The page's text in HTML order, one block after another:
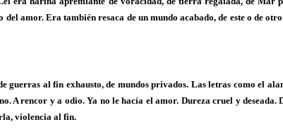
amor. Era también resaca de un mundo acabado, de este o de
guerras al fin exhausto, de mundos privados. Las letras como el
A rencor y a odio. Ya no le hacía el amor. Dureza cruel y
violencia al fin.